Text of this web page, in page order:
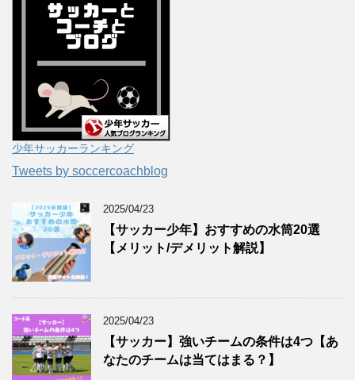
少年サッカーランキング
Tweets by soccercoachblog
2025/04/23
【サッカー少年】おすすめの水筒20選
【メリット/デメリット解説】
2025/04/23
【サッカー】強いチームの条件は4つ【あ
なたのチームは当てはまる？】